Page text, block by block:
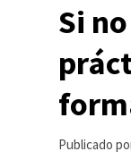
Si
Publicado